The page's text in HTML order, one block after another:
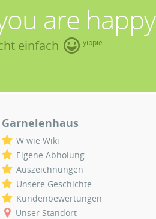
are happy
einfach yippie
Garnelenhaus
W wie Wiki
Eigene Abholung
Auszeichnungen
Unsere Geschichte
Kundenbewertungen
Unser Standort